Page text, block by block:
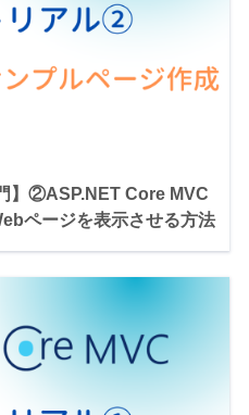
】②ASP.NET Core MVC
ページを表示させる方法